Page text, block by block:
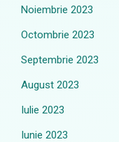
Noiembrie 2023
Octombrie 2023
Septembrie 2023
August 2023
Iulie 2023
Iunie 2023